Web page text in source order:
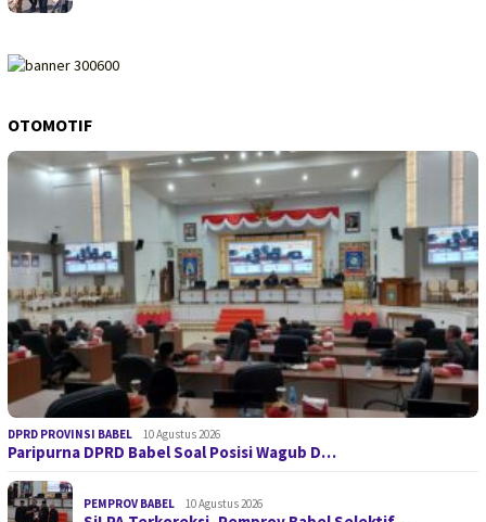
OTOMOTIF
DPRD PROVINSI BABEL 10 Agustus 2026
Paripurna DPRD Babel Soal Posisi Wagub D…
PEMPROV BABEL 10 Agustus 2026